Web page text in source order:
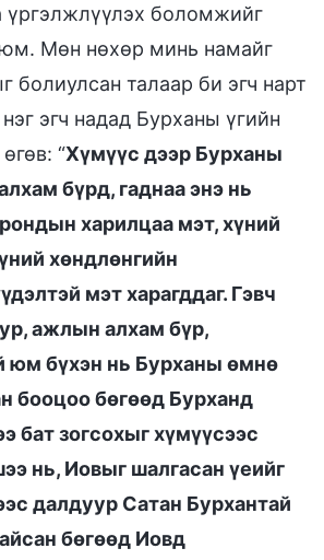
үргэлжлүүлэх боломжийг
Мөн нөхөр минь намайг
болиулсан талаар би эгч нарт
эгч надад Бурханы үгийн
“Хүмүүс дээр Бурханы
бүрд, гаднаа энэ нь
харилцаа мэт, хүний
хөндлөнгийн
мэт харагддаг. Гэвч
ажлын алхам бүр,
юм бүхэн нь Бурханы өмнө
бооцоо бөгөөд Бурханд
бат зогсохыг хүмүүсээс
нь, Иовыг шалгасан үеийг
далдуур Сатан Бурхантай
бөгөөд Иовд